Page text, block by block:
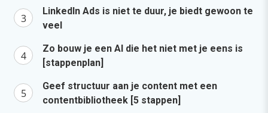
LinkedIn Ads is niet te duur, je biedt gewoon te
veel
Zo bouw je een AI die het niet met je eens is
[stappenplan]
Geef structuur aan je content met een
contentbibliotheek [5 stappen]